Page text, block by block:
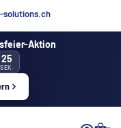
solutions.ch
Aktion
24
SEK.